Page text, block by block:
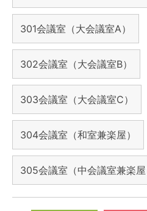
301会議室（大会議室A）
302会議室（大会議室B）
303会議室（大会議室C）
304会議室（和室兼楽屋）
305会議室（中会議室兼楽屋